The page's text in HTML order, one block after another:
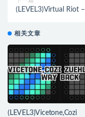
(LEVEL3)Virtual Riot
相关文章
(LEVEL3)Vicetone,Cozi